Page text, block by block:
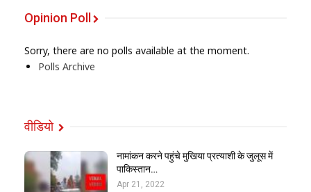
Opinion Poll
Sorry, there are no polls available at the moment.
Polls Archive
वीडियो
नामांकन करने पहुंचे मुखिया प्रत्याशी के जुलूस में
पाकिस्तान…
Apr 21, 2022